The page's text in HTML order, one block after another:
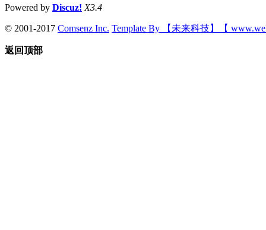
Powered by Discuz! X3.4
© 2001-2017 Comsenz Inc. Template By 【未来科技】【
返回顶部